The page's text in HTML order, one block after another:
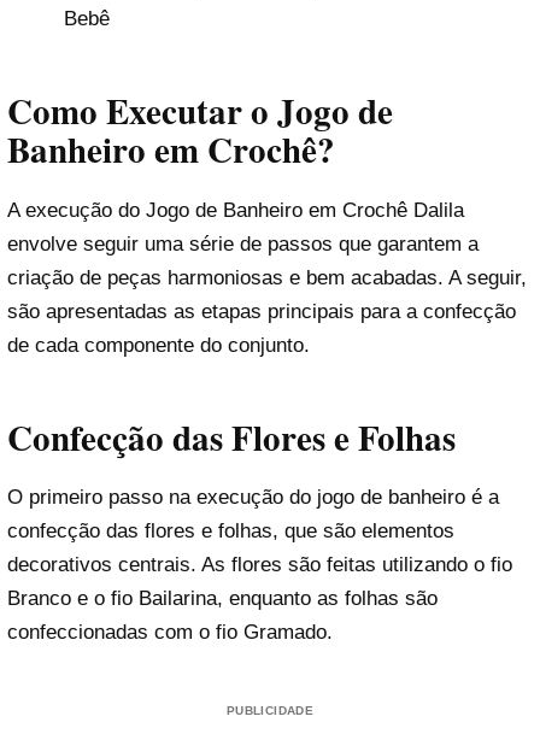
Bebê
Como Executar o Jogo de
Banheiro em Crochê?
A execução do Jogo de Banheiro em Crochê Dalila
envolve seguir uma série de passos que garantem a
criação de peças harmoniosas e bem acabadas. A seguir,
são apresentadas as etapas principais para a confecção
de cada componente do conjunto.
Confecção das Flores e Folhas
O primeiro passo na execução do jogo de banheiro é a
confecção das flores e folhas, que são elementos
decorativos centrais. As flores são feitas utilizando o fio
Branco e o fio Bailarina, enquanto as folhas são
confeccionadas com o fio Gramado.
PUBLICIDADE